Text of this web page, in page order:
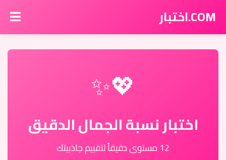
COM.اختبار
💖✨
اختبار نسبة الجمال الدقيق
12 مستوى دقيقاً لتقييم جاذبيتك